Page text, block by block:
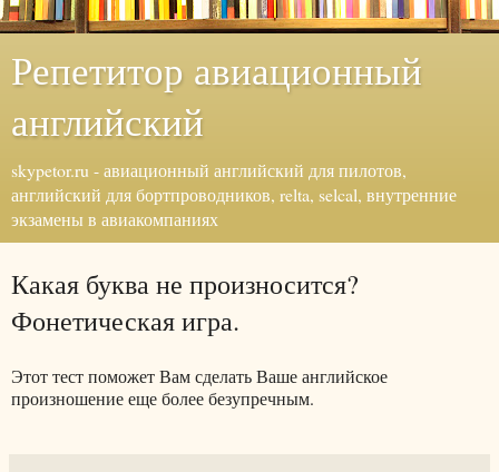
Репетитор авиационный
английский
skypetor.ru - авиационный английский для пилотов,
английский для бортпроводников, relta, selcal, внутренние
экзамены в авиакомпаниях
Какая буква не произносится?
Фонетическая игра.
Этот тест поможет Вам сделать Ваше английское
произношение еще более безупречным.